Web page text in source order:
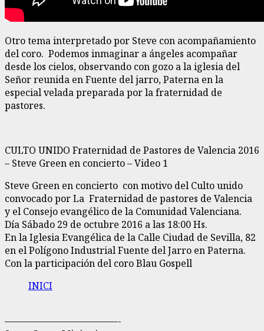
Otro tema interpretado por Steve con acompañamiento
del coro. Podemos inmaginar a ángeles acompañar
desde los cielos, observando con gozo a la iglesia del
Señor reunida en Fuente del jarro, Paterna en la
especial velada preparada por la fraternidad de
pastores.
CULTO UNIDO Fraternidad de Pastores de Valencia 2016
– Steve Green en concierto – Video 1
Steve Green en concierto con motivo del Culto unido
convocado por La Fraternidad de pastores de Valencia
y el Consejo evangélico de la Comunidad Valenciana.
Día Sábado 29 de octubre 2016 a las 18:00 Hs.
En la Iglesia Evangélica de la Calle Ciudad de Sevilla, 82
en el Polígono Industrial Fuente del Jarro en Paterna.
Con la participación del coro Blau Gospell
INICI
————————————-